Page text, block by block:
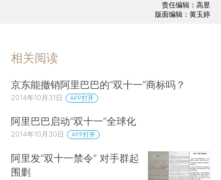
责任编辑：高昱
版面编辑：黄玉婷
相关阅读
京东能撤销阿里巴巴的“双十一”商标吗？
2014年10月31日 APP打开
阿里巴巴启动“双十一”全球化
2014年10月30日 APP打开
阿里发“双十一禁令” 对手群起
围剿